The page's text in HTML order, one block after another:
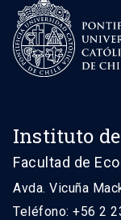
Instituto
Facultad de
Avda. Vicuña
Teléfono: +56 2